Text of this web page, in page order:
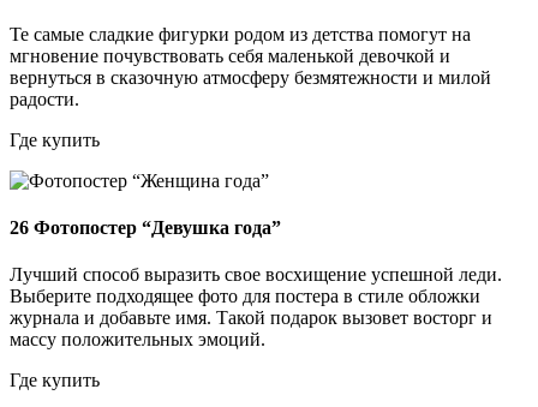
Те самые сладкие фигурки родом из детства помогут на
мгновение почувствовать себя маленькой девочкой и
вернуться в сказочную атмосферу безмятежности и милой
радости.
Где купить
26 Фотопостер “Девушка года”
Лучший способ выразить свое восхищение успешной леди.
Выберите подходящее фото для постера в стиле обложки
журнала и добавьте имя. Такой подарок вызовет восторг и
массу положительных эмоций.
Где купить